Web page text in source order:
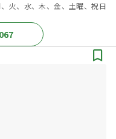
火、水、木、金、土曜、祝日